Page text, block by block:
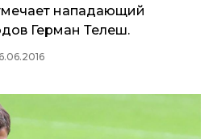
нападающий
Герман Телеш.